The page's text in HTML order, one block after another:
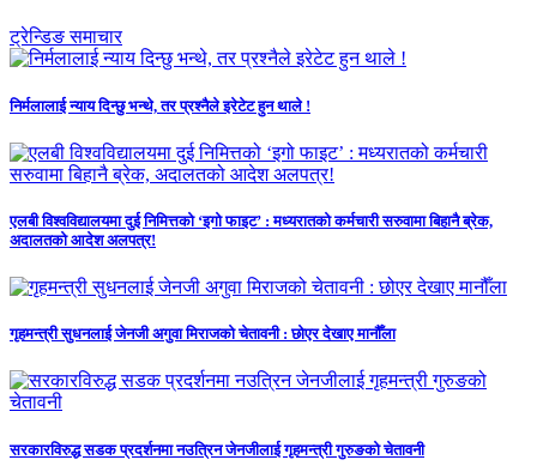
ट्रेन्डिङ समाचार
निर्मलालाई न्याय दिन्छु भन्थे, तर प्रश्नैले इरेटेट हुन थाले !
एलबी विश्वविद्यालयमा दुई निमित्तको ‘इगो फाइट’ : मध्यरातको कर्मचारी सरुवामा बिहानै ब्रेक,
अदालतको आदेश अलपत्र!
गृहमन्त्री सुधनलाई जेनजी अगुवा मिराजको चेतावनी : छोएर देखाए मानौँला
सरकारविरुद्ध सडक प्रदर्शनमा नउत्रिन जेनजीलाई गृहमन्त्री गुरुङको चेतावनी